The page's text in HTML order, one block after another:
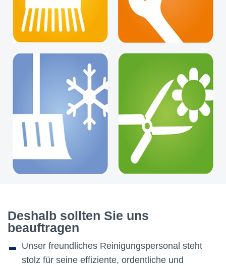
Deshalb sollten Sie uns
beauftragen
- Unser freundliches Reinigungspersonal steht
stolz für seine effiziente, ordentliche und